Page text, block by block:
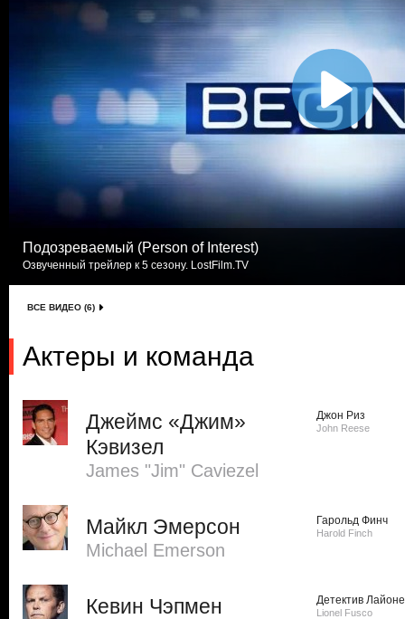
Подозреваемый (Person of Interest)
Озвученный трейлер к 5 сезону. LostFilm.TV
ВСЕ ВИДЕО (6)
Актеры и команда
Джеймс «Джим»
Кэвизел
James "Jim" Caviezel
Джон Риз
John Reese
Майкл Эмерсон
Michael Emerson
Гарольд Финч
Harold Finch
Кевин Чэпмен Детектив
Lionel Fusco